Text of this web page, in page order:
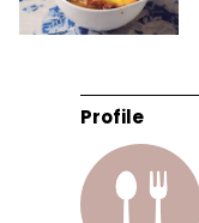
Profile